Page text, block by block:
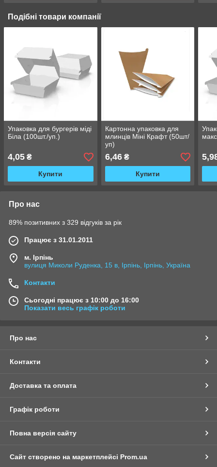
Подібні товари компанії
Упаковка для бургерів міді
Біла (100шт./уп.)
4,05 ₴
Купити
Картонна упаковка для
млинців Міні Крафт (50шт/
уп)
6,46₴
Купити
Про нас
89% позитивних з 329 відгуків за рік
Працює з 31.01.2011
м. Ірпінь
вулиця Миколи Руденка, 15 в, Ірпінь, Ірпінь, Україна
Контакти
Сьогодні працює з 10:00 до 16:00
Показати весь графік роботи
Про нас
Контакти
Доставка та оплата
Графік роботи
Повна версія сайту
Сайт створено на маркетплейсі Prom.ua